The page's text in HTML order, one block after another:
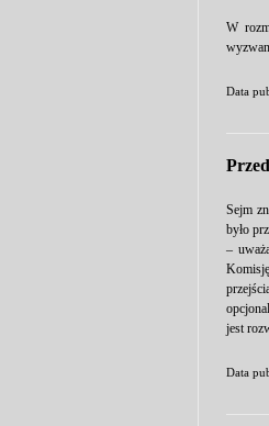
W
Data
Sejm
było
–
jest
Data